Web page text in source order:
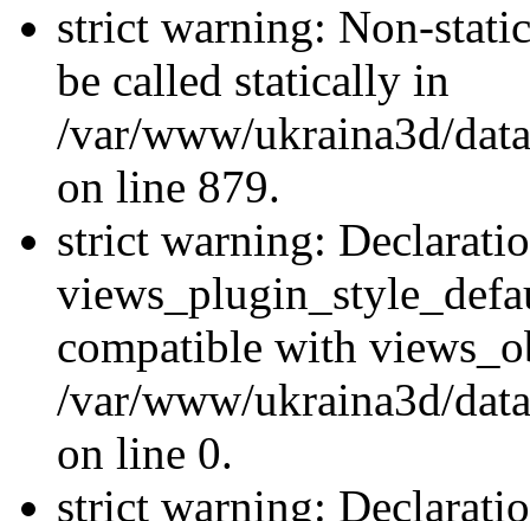
strict warning: Non-
be called statically in
/var/www/ukraina3d/
on line 879.
strict warning:
compatible with
/var/www/ukraina3d/
on line 0.
strict warning: